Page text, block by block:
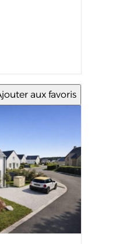
aux favoris